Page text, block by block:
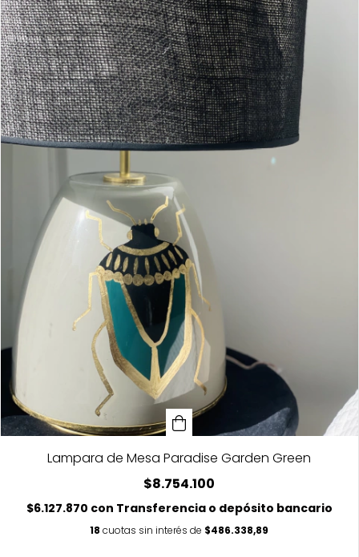
Lampara de Mesa Paradise Garden Green
$8.754.100
$6.127.870 con Transferencia o depósito bancario
18 cuotas sin interés de $486.338,89